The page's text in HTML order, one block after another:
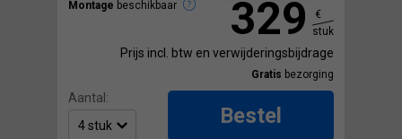
Montage beschikbaar 329
€
stuk
Prijs incl. btw en verwijderingsbijdrage
Gratis bezorging
Aantal:
Bestel